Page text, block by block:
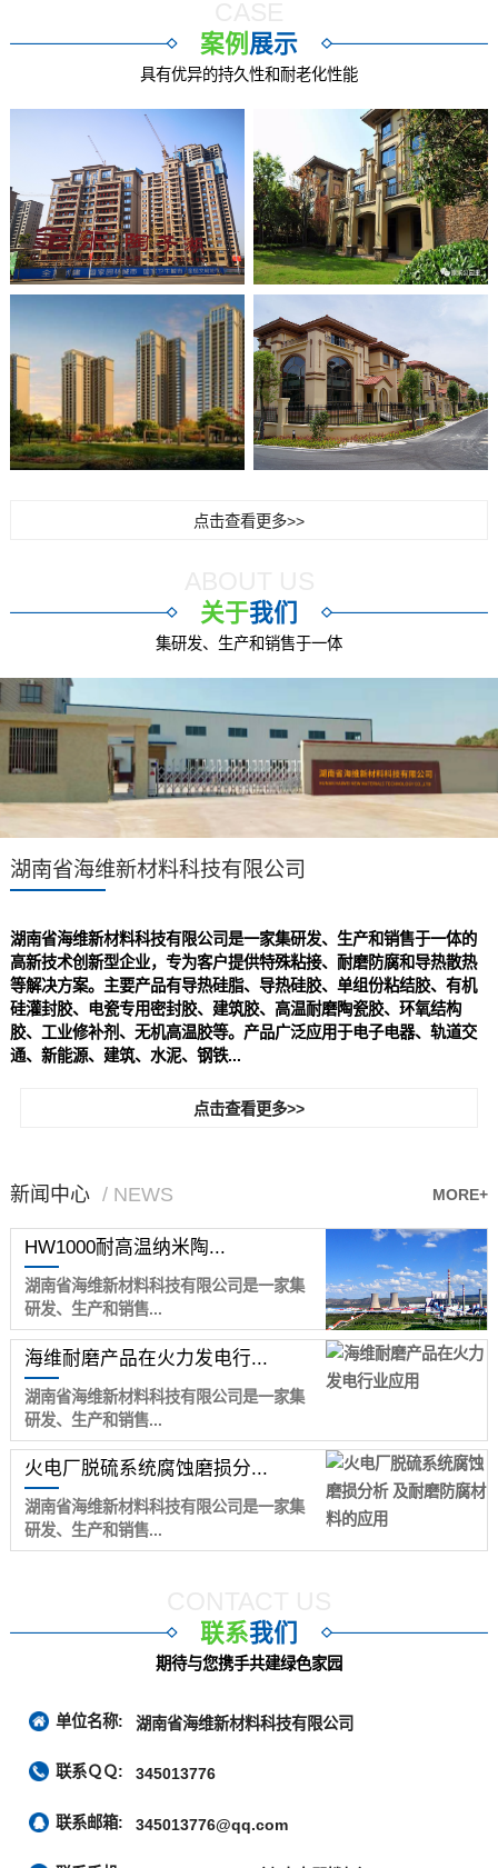
案例 展示
具有优异的持久性和耐老化性能
点击查看更多>>
关于我们
集研发、生产和销售于一体
湖南省海维新材料科技有限公司
湖南省海维新材料科技有限公司是一家集研发、生产和销售于一体的
高新技术创新型企业，专为客户提供特殊粘接、耐磨防腐和导热散热
等解决方案。主要产品有导热硅脂、导热硅胶、单组份粘结胶、有机
硅灌封胶、电瓷专用密封胶、建筑胶、高温耐磨陶瓷胶、环氧结构
胶、工业修补剂、无机高温胶等。产品广泛应用于电子电器、轨道交
通、新能源、建筑、水泥、钢铁...
点击查看更多>>
新闻中心 / NEWS MORE+
HW1000耐高温纳米陶...
湖南省海维新材料科技有限公司是一家集
研发、生产和销售...
海维耐磨产品在火力发电行...
湖南省海维新材料科技有限公司是一家集
研发、生产和销售...
火电厂脱硫系统腐蚀磨损分...
湖南省海维新材料科技有限公司是一家集
研发、生产和销售...
联系我们
期待与您携手共建绿色家园
单位名称: 湖南省海维新材料科技有限公司
联系ＱＱ: 345013776
联系邮箱: 345013776@qq.com